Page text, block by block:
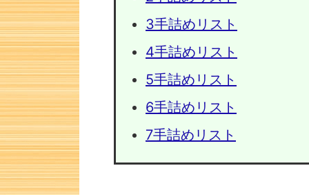
3手詰めリスト
4手詰めリスト
5手詰めリスト
6手詰めリスト
7手詰めリスト
次の一手問題・13